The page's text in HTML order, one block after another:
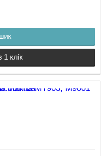
1 клік